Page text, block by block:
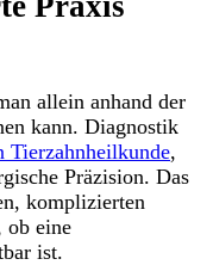
allein anhand der
kann. Diagnostik
Tierzahnheilkunde,
Präzision. Das
komplizierten
ob eine
ist.